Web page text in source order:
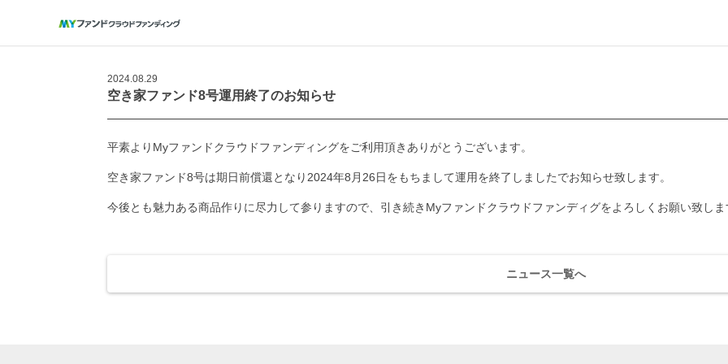
2024.08.29
空き家ファンド8号運用終了のお知らせ
平素よりMyファンドクラウドファンディングをご利用頂きありがとうございます。
空き家ファンド8号は期日前償還となり2024年8月26日をもちまして運用を終了しましたでお知らせ致します。
今後とも魅力ある商品作りに尽力して参りますので、引き続きMyファンドクラウドファンディグをよろしくお願い致しま
ニュース一覧へ